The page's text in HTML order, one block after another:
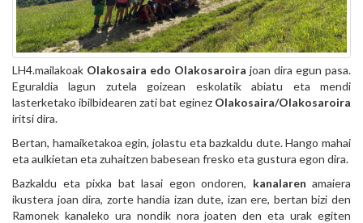
LH4.mailakoak Olakosaira edo Olakosaroira joan dira egun pasa.
Eguraldia lagun zutela goizean eskolatik abiatu eta mendi
lasterketako ibilbidearen zati bat eginez Olakosaira/Olakosaroira
iritsi dira.
Bertan, hamaiketakoa egin, jolastu eta bazkaldu dute. Hango mahai
eta aulkietan eta zuhaitzen babesean fresko eta gustura egon dira.
Bazkaldu eta pixka bat lasai egon ondoren, kanalaren amaiera
ikustera joan dira, zorte handia izan dute, izan ere, bertan bizi den
Ramonek kanaleko ura nondik nora joaten den eta urak egiten